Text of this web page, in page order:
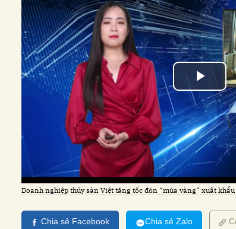
Doanh nghiệp thủy sản Việt tăng tốc đón “mùa vàng” xuất khẩu
Chia sẻ Facebook Chia sẻ Zalo